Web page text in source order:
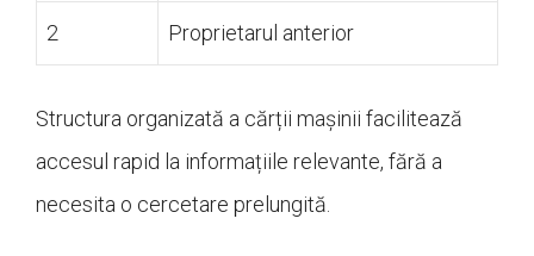
2 Proprietarul anterior
Structura organizată a cărții mașinii facilitează
accesul rapid la informațiile relevante, fără a
necesita o cercetare prelungită.